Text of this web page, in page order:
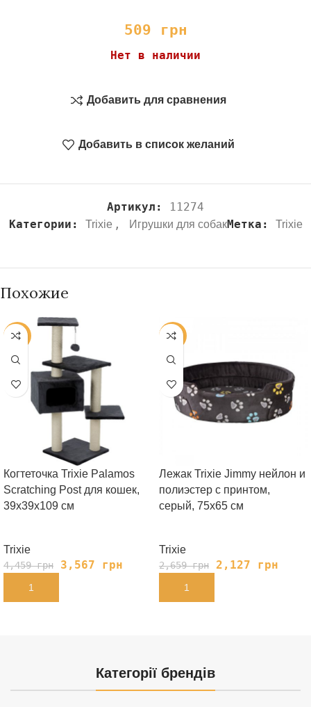
509 грн
Нет в наличии
Добавить для сравнения
Добавить в список желаний
Артикул:
11274
Категории:
Trixie , Игрушки для собакМетка: Trixie
Похожие
-20%
Когтеточка Trixie Palamos
Scratching Post для кошек,
39х39х109 см
Trixie
4,459грн 3,567 грн
В КОРЗИНУ
-20%
Лежак Trixie Jimmy нейлон и
полиэстер с принтом,
серый, 75х65 см
Trixie
2,659грн 2,127 грн
В КОРЗИНУ
Категорії брендів